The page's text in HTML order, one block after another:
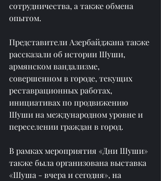
сотрудничества, а также обмена
опытом.
Представители Азербайджана также
рассказали об истории Шуши,
армянском вандализме,
совершенном в городе, текущих
реставрационных работах,
инициативах по продвижению
Шуши на международном уровне и
переселении граждан в город.
В рамках мероприятия «Дни Шуши»
также была организована выставка
«Шуша - вчера и сегодня», на